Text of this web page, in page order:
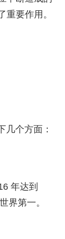
重要作用。
几个方面：
年达到
界第一。